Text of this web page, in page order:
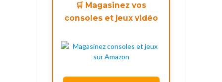
🛒 Magasinez vos
consoles et jeux vidéo